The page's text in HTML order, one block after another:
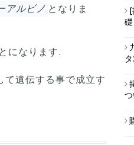
アルビノ となりま
になります.
て遺伝する事で成立す
[
礎